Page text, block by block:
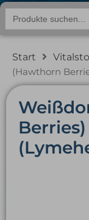
Search
for:
Start
(Hawthorn